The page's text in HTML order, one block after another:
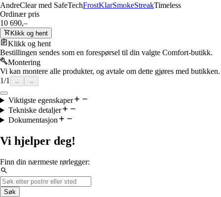
AndreClear med SafeTechFrostKlarSmokeStreakTimeless
Ordinær pris
10 690,–
Klikk og hent
Klikk og hent
Bestillingen sendes som en forespørsel til din valgte Comfort-butikk.
Montering
Vi kan montere alle produkter, og avtale om dette gjøres med butikken.
1/1 ← →
Viktigste egenskaper
Tekniske detaljer
Dokumentasjon
Vi hjelper deg!
Finn din nærmeste rørlegger:
Søk